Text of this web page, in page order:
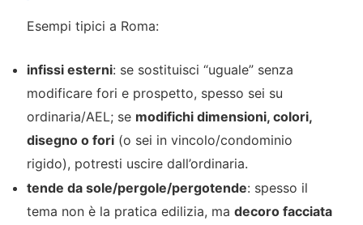
Esempi tipici a Roma:
infissi esterni: se sostituisci “uguale” senza
modificare fori e prospetto, spesso sei su
ordinaria/AEL; se modifichi dimensioni, colori,
disegno o fori(o sei in vincolo/condominio
rigido), potresti uscire dall’ordinaria.
tende da sole/pergole/pergotende: spesso il
tema non è la pratica edilizia, ma decoro facciata